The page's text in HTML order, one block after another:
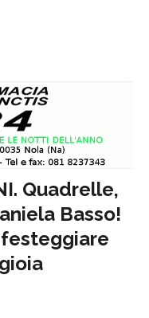
Quadrelle,
Basso!